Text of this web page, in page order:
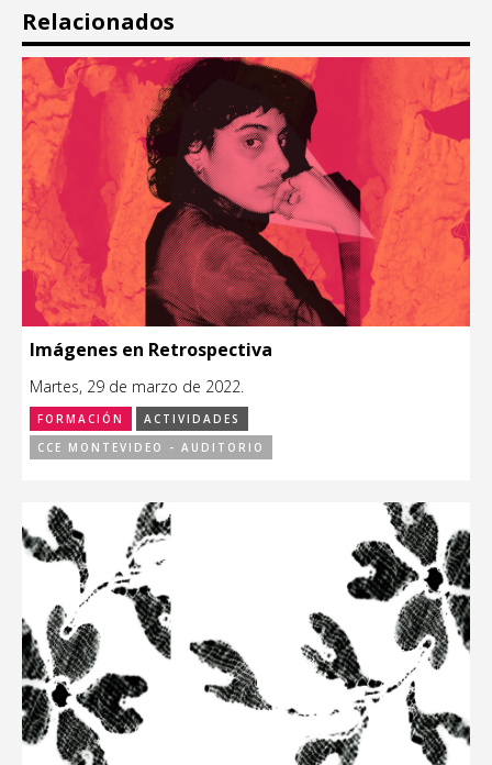
Relacionados
Imágenes en Retrospectiva
Martes, 29 de marzo de 2022.
FORMACIÓN
ACTIVIDADES
CCE MONTEVIDEO - AUDITORIO